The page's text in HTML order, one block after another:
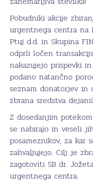
Pobudniki akcije
urgentnega centra na
Ptuj d.d. in Skupina
odprli ločen
nakazujejo prispevki
podano natančno
seznam donatorjev in
zbrana sredstva
Z dosedanjim
se nabirajo in veseli
posameznikov, za kar
zahvaljujejo. Cilj je
zagotoviti SB dr.
urgentnega centra.